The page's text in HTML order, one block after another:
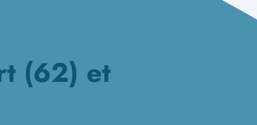
(62) et